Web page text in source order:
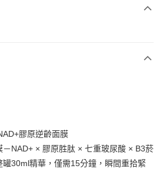
需綁卡、不需儲值。
訊認證，即可結帳。
後，再付款。
先享後付」後，將跳轉至「AFTEE先享後付」
認金額後，即可完成結帳。
到繳費通知簡訊。
內，點擊此簡訊中的連結，可透過四大超商／
進行付款，方視為交易完成。
含以上)免運費
膠原逆齡面膜
－NAD+ × 膠原胜肽 × 七重玻尿酸 × B3菸
罐30ml精華，僅需15分鐘，瞬間重拾緊